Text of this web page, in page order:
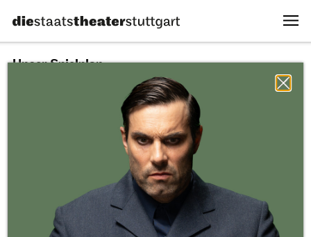
Unser Spielplan
Alle Sparten Alle Stücke